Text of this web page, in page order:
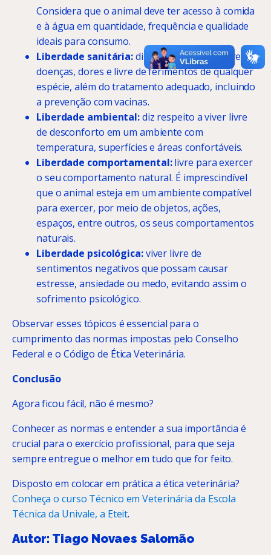
Considera que o animal deve ter acesso à comida
e à água em quantidade, frequência e qualidade
ideais para consumo.
Liberdade sanitária:diz respeito a viver livre de
doenças, dores e livre de ferimentos de qualquer
espécie, além do tratamento adequado, incluindo
a prevenção com vacinas.
Liberdade ambiental:diz respeito a viver livre
de desconforto em um ambiente com
temperatura, superfícies e áreas confortáveis.
Liberdade comportamental:livre para exercer
o seu comportamento natural. É imprescindível
que o animal esteja em um ambiente compatível
para exercer, por meio de objetos, ações,
espaços, entre outros, os seus comportamentos
naturais.
Liberdade psicológica:viver livre de
sentimentos negativos que possam causar
estresse, ansiedade ou medo, evitando assim o
sofrimento psicológico.
Observar esses tópicos é essencial para o
cumprimento das normas impostas pelo Conselho
Federal e o Código de Ética Veterinária.
Conclusão
Agora ficou fácil, não é mesmo?
Conhecer as normas e entender a sua importância é
crucial para o exercício profissional, para que seja
sempre entregue o melhor em tudo que for feito.
Disposto em colocar em prática a ética veterinária?
Conheça o curso Técnico em Veterinária da Escola
Técnica da Univale, a Eteit.
Autor: Tiago Novaes Salomão